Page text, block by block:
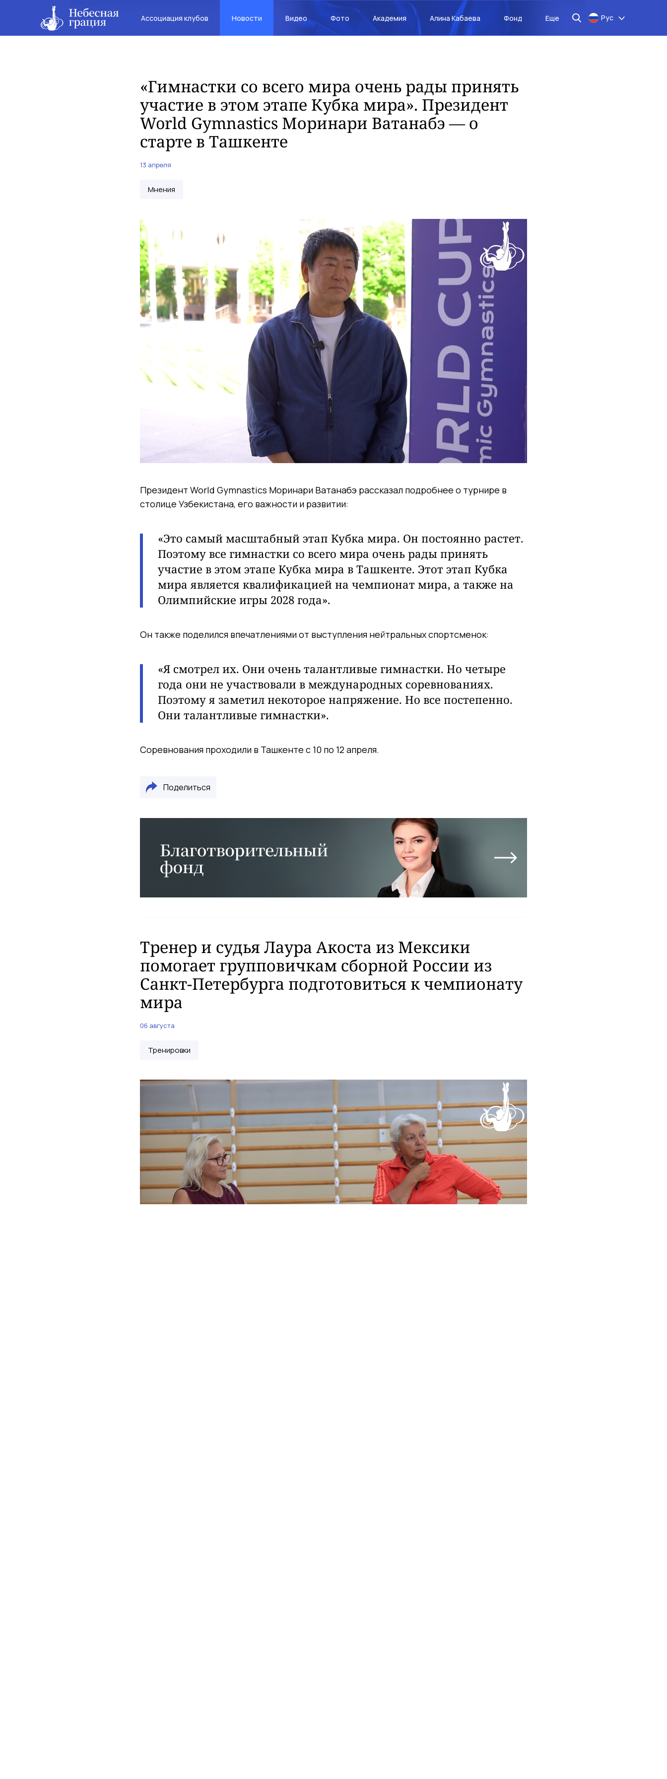
Ассоциация клубов Новости Видео Фото Академия Алина Кабаева Фонд Еще Рус
«Гимнастки со всего мира очень рады принять
участие в этом этапе Кубка мира». Президент
World Gymnastics Моринари Ватанабэ — о
старте в Ташкенте
13 апреля
Мнения
Президент World Gymnastics Моринари Ватанабэ рассказал подробнее о турнире в
столице Узбекистана, его важности и развитии:
«Это самый масштабный этап Кубка мира. Он постоянно растет.
Поэтому все гимнастки со всего мира очень рады принять
участие в этом этапе Кубка мира в Ташкенте. Этот этап Кубка
мира является квалификацией на чемпионат мира, а также на
Олимпийские игры 2028 года».
Он также поделился впечатлениями от выступления нейтральных спортсменок:
«Я смотрел их. Они очень талантливые гимнастки. Но четыре
года они не участвовали в международных соревнованиях.
Поэтому я заметил некоторое напряжение. Но все постепенно.
Они талантливые гимнастки».
Соревнования проходили в Ташкенте с 10 по 12 апреля.
Поделиться
Тренер и судья Лаура Акоста из Мексики
помогает групповичкам сборной России из
Санкт-Петербурга подготовиться к чемпионату
мира
06 августа
Тренировки